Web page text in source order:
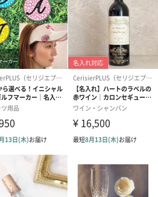
るのでプリントラベルにはない重厚
手作業で丁寧彫刻されていく美しい
印象に残る贈り物となります。
手作業でお名前やメッセージを砂で
白彩を施すことで、凹凸を感じる高
す。プリントしたラベルにはない重
その場で開けて飲むこともできます
もオススメです。
生日や賞品、古希のお祝いなどに選